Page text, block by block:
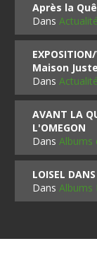
Après la
Dans
Maison
Dans
AVANT LA
L'OMEGON
DansAlbums
LOISEL
DansAlbums